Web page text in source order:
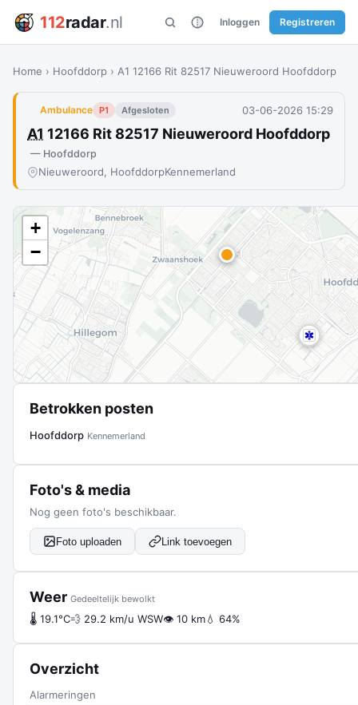
112radar.nl Inloggen Registreren
Home › Hoofddorp › A1 12166 Rit 82517 Nieuweroord Hoofddorp
Ambulance P1 Afgesloten 03-06-2026 15:29
A1 12166 Rit 82517 Nieuweroord Hoofddorp
— Hoofddorp
Nieuweroord, HoofddorpKennemerland
+
−
Betrokken posten
Hoofddorp Kennemerland
Foto's & media
Nog geen foto's beschikbaar.
Foto uploaden Link toevoegen
Weer Gedeeltelijk bewolkt
🌡 19.1°C💨 29.2 km/u WSW👁 10 km💧 64%
Overzicht
Alarmeringen